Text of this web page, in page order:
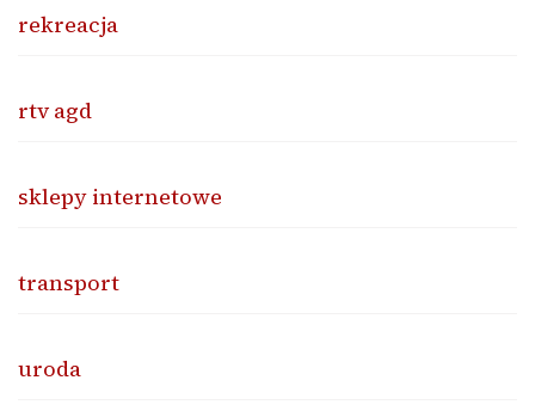
rekreacja
rtv agd
sklepy internetowe
transport
uroda